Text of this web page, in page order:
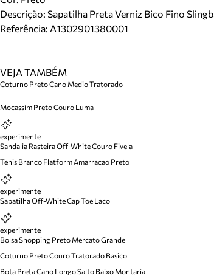
Descrição: Sapatilha Preta Verniz Bico Fino
Referência: A1302901380001
VEJA TAMBÉM
Coturno Preto Cano Medio Tratorado
Mocassim Preto Couro Luma
experimente
Sandalia Rasteira Off-White Couro Fivela
Tenis Branco Flatform Amarracao Preto
experimente
Sapatilha Off-White Cap Toe Laco
experimente
Bolsa Shopping Preto Mercato Grande
Coturno Preto Couro Tratorado Basico
Bota Preta Cano Longo Salto Baixo Montaria